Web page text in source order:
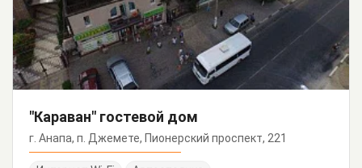
"Караван" гостевой дом
г. Анапа, п. Джемете, Пионерский проспект, 221